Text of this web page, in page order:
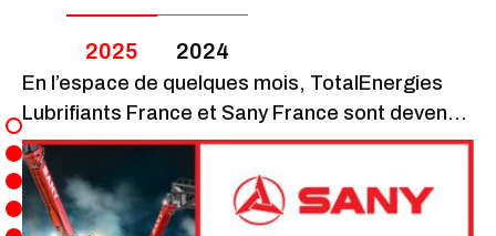
2025 2024
En l’espace de quelques mois, TotalEnergies
Lubrifiants France et Sany France sont devenus
de vrais partenaires